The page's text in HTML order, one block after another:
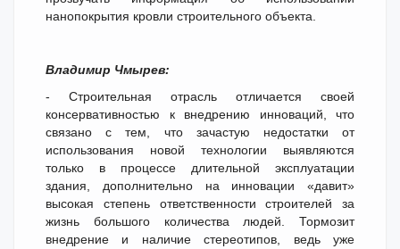
нанопокрытия кровли строительного объекта.
Владимир Чмырев:
- Строительная отрасль отличается своей
консервативностью к внедрению инноваций, что
связано с тем, что зачастую недостатки от
использования новой технологии выявляются
только в процессе длительной эксплуатации
здания, дополнительно на инновации «давит»
высокая степень ответственности строителей за
жизнь большого количества людей. Тормозит
внедрение и наличие стереотипов, ведь уже